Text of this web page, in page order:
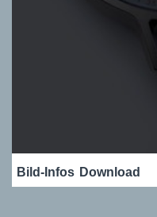
Bild-Infos Download